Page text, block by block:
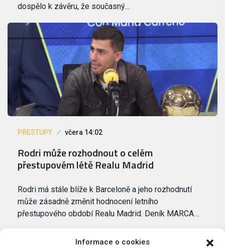
Informace o cookies
dospělo k závěru, že současný…
PŘESTUPY včera 14:02
Rodri může rozhodnout o celém
přestupovém létě Realu Madrid
Rodri má stále blíže k Barceloně a jeho rozhodnutí
může zásadně změnit hodnocení letního
přestupového období Realu Madrid. Deník MARCA…